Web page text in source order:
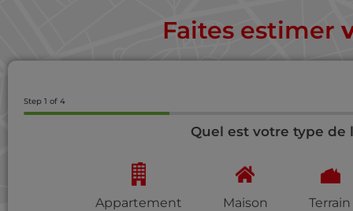
Faites estimer
Step 1 of 4
Quel est votre type de
Appartement Maison Terrain